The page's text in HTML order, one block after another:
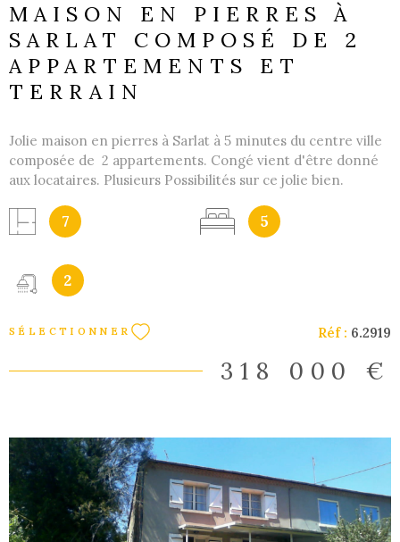
MAISON EN PIERRES À
SARLAT COMPOSÉ DE 2
APPARTEMENTS ET
TERRAIN
Jolie maison en pierres à Sarlat à 5 minutes du centre ville
composée de 2 appartements. Congé vient d'être donné
aux locataires. Plusieurs Possibilités sur ce jolie bien.
Location annuelle ( comme fait actuellement) ou Location
saisonnière des 2 appartements. En Rdc : 1 appartement
d'eau, wc et 2 chambres. 1 Garage et un coin terrasse,
jardin Au premier étage : 1 trés grand appartement T4 de
Salle d'eau, wc et 3 chambres. 1 belle terrasse Nous
ou de travaux. Investisseurs nous pouvons également vous
d'informations ... Les informations sur les risques
auxquels ce bien est exposé sont disponibles sur le site
Géorisques
7 5
2
SÉLECTIONNER Réf : 6.2919
318 000 €